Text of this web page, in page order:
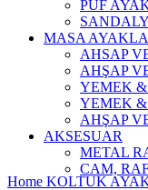
PUF
MASA
AHSAP
AHŞAP
YEMEK
YEMEK
AHŞAP
AKSESUAR
METAL
CAM,
Home KOLTUK